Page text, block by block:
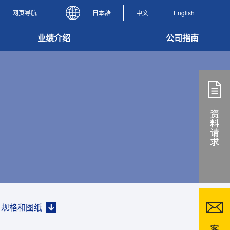
业绩介绍 公司指南
网页导航 日本語 中文 English
规格和图纸